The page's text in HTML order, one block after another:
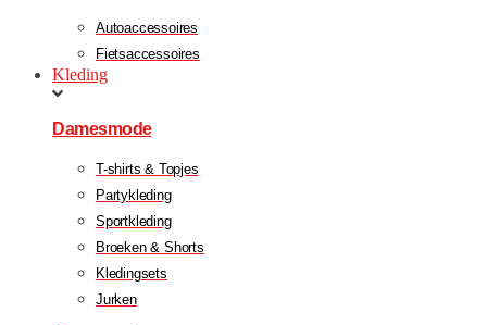
Autoaccessoires
Fietsaccessoires
Kleding
Damesmode
T-shirts & Topjes
Partykleding
Sportkleding
Broeken & Shorts
Kledingsets
Jurken